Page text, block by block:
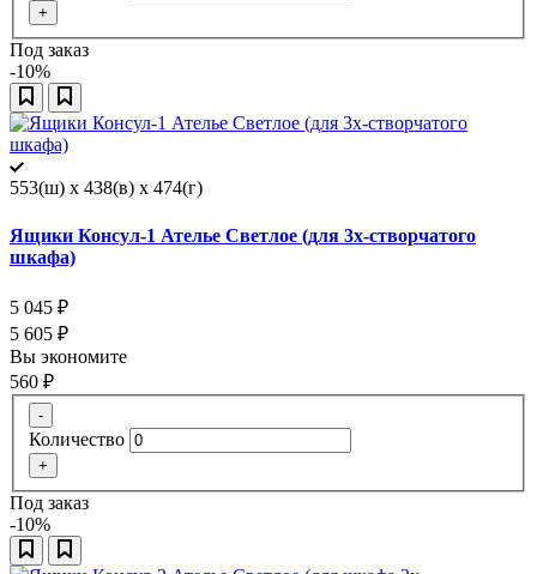
+
Под заказ
-10%
553(ш) x 438(в) x 474(г)
Ящики Консул-1 Ателье Светлое (для 3х-створчатого
шкафа)
5 045 ₽
5 605 ₽
Вы экономите
560 ₽
-
Количество
+
Под заказ
-10%